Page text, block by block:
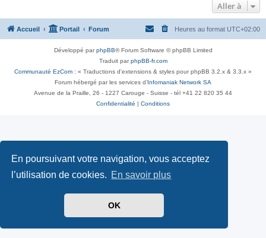
En poursuivant votre navigation, vous acceptez
l’utilisation de cookies. En savoir plus
OK
Aller à
Accueil Portail Forum Heures au format UTC+02:00
Développé parphpBB® Forum Software © phpBB Limited
Traduit parphpBB-fr.com
Communauté EzCom : « Traductions d'extensions & styles pour phpBB 3.2.x & 3.3.x »
Forum hébergé par les services d’ Infomaniak Network SA
Avenue de la Praille, 26 - 1227 Carouge - Suisse - tél +41 22 820 35 44
Confidentialité
Conditions